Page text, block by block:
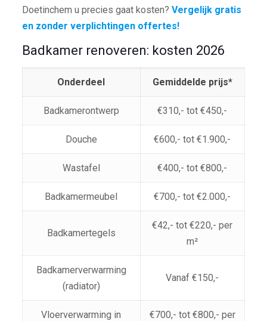
Doetinchem u precies gaat kosten? Vergelijk gratis
en zonder verplichtingen offertes!
Badkamer renoveren: kosten 2026
Onderdeel Gemiddelde prijs*
Badkamerontwerp €310,- tot €450,-
Douche €600,- tot €1.900,-
Wastafel €400,- tot €800,-
Badkamermeubel €700,- tot €2.000,-
Badkamertegels
€42,- tot €220,- per
m²
Badkamerverwarming
(radiator)
Vanaf €150,-
Vloerverwarming in
€700,- tot €800,- per